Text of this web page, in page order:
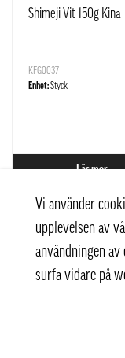
Shimeji Vit 150g Kina
KFG0037
Enhet:Styck
Läs mer
Vi använder
upplevelsen av
användningen
surfa vidare på